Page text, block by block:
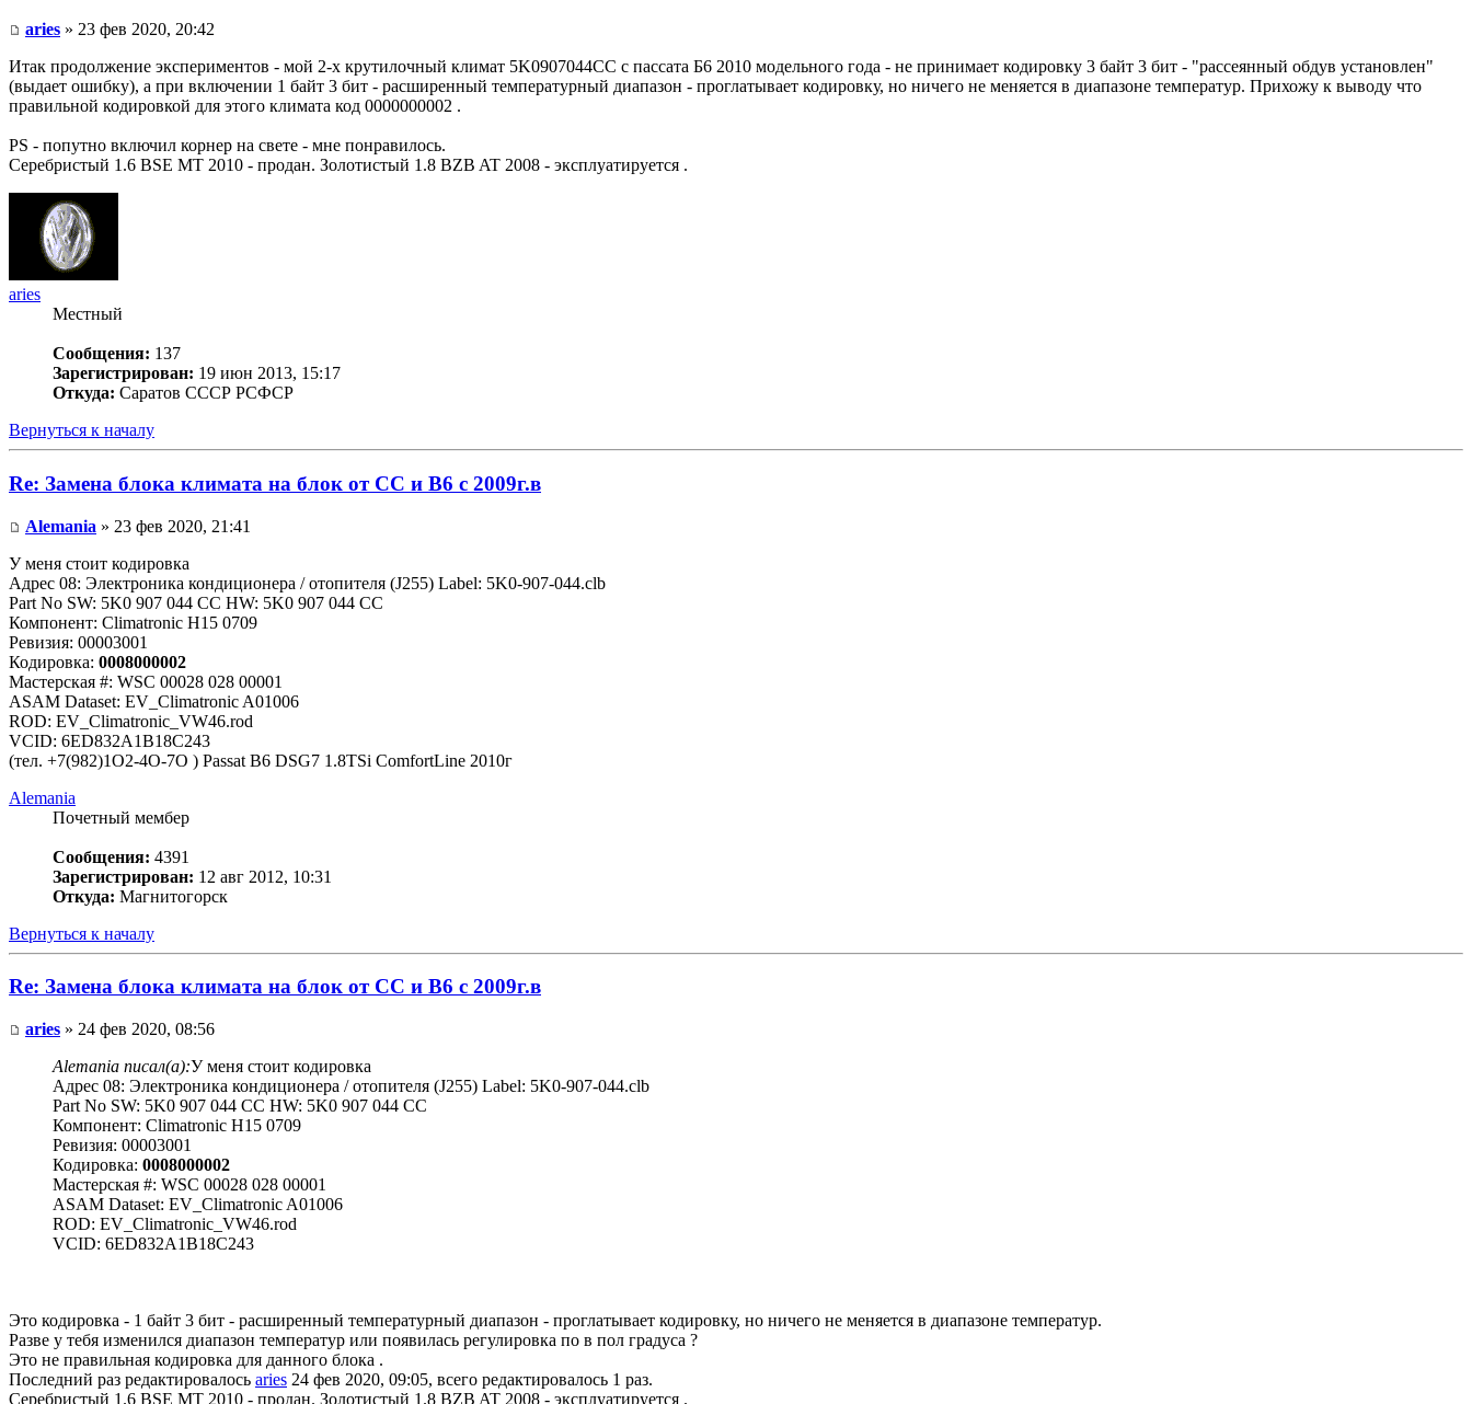
aries » 23 фев 2020, 20:42
Итак продолжение экспериментов - мой 2-х крутилочный климат 5K0907044CC с пассата Б6 2010 модельного года - не принимает кодировку 3 байт 3 бит - "рассеянный обдув установлен"
(выдает ошибку), а при включении 1 байт 3 бит - расширенный температурный диапазон - проглатывает кодировку, но ничего не меняется в диапазоне температур. Прихожу к выводу что
правильной кодировкой для этого климата код 0000000002 .
PS - попутно включил корнер на свете - мне понравилось.
Серебристый 1.6 BSE MT 2010 - продан. Золотистый 1.8 BZB AT 2008 - эксплуатируется .
aries
Местный
Сообщения: 137
Зарегистрирован: 19 июн 2013, 15:17
Откуда: Саратов СССР РСФСР
Вернуться к началу
Re: Замена блока климата на блок от CC и B6 c 2009г.в
Alemania » 23 фев 2020, 21:41
У меня стоит кодировка
Адрес 08: Электроника кондиционера / отопителя (J255) Label: 5K0-907-044.clb
Part No SW: 5K0 907 044 CC HW: 5K0 907 044 CC
Компонент: Climatronic H15 0709
Ревизия: 00003001
Кодировка: 0008000002
Мастерская #: WSC 00028 028 00001
ASAM Dataset: EV_Climatronic A01006
ROD: EV_Climatronic_VW46.rod
VCID: 6ED832A1B18C243
(тел. +7(982)1O2-4O-7O ) Passat B6 DSG7 1.8TSi ComfortLine 2010г
Alemania
Почетный мембер
Сообщения: 4391
Зарегистрирован: 12 авг 2012, 10:31
Откуда: Магнитогорск
Вернуться к началу
Re: Замена блока климата на блок от CC и B6 c 2009г.в
aries » 24 фев 2020, 08:56
Alemania писал(а):У меня стоит кодировка
Адрес 08: Электроника кондиционера / отопителя (J255) Label: 5K0-907-044.clb
Part No SW: 5K0 907 044 CC HW: 5K0 907 044 CC
Компонент: Climatronic H15 0709
Ревизия: 00003001
Кодировка: 0008000002
Мастерская #: WSC 00028 028 00001
ASAM Dataset: EV_Climatronic A01006
ROD: EV_Climatronic_VW46.rod
VCID: 6ED832A1B18C243
Это кодировка - 1 байт 3 бит - расширенный температурный диапазон - проглатывает кодировку, но ничего не меняется в диапазоне температур.
Разве у тебя изменился диапазон температур или появилась регулировка по в пол градуса ?
Это не правильная кодировка для данного блока .
Последний раз редактировалось aries 24 фев 2020, 09:05, всего редактировалось 1 раз.
Серебристый 1.6 BSE MT 2010 - продан. Золотистый 1.8 BZB AT 2008 - эксплуатируется .